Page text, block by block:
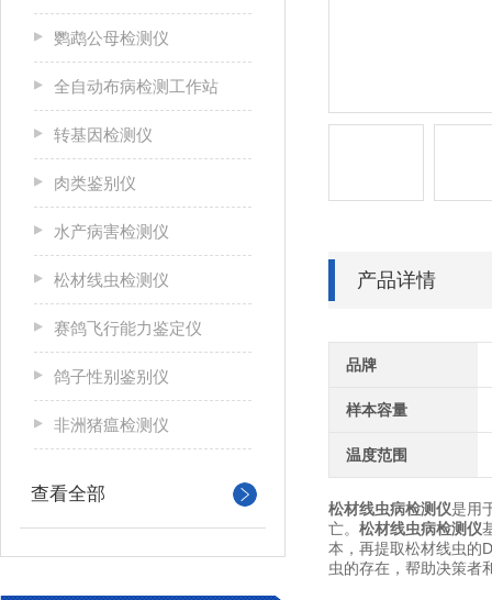
鹦鹉公母检测仪
全自动布病检测工作站
转基因检测仪
肉类鉴别仪
水产病害检测仪
松材线虫检测仪
赛鸽飞行能力鉴定仪
鸽子性别鉴别仪
非洲猪瘟检测仪
查看全部
产品详情
品牌
样本容量
温度范围
松材线虫病检测仪是用
亡。 松材线虫病检测仪
本，再提取松材线虫的
虫的存在，帮助决策者